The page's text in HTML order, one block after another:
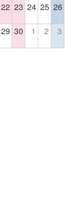
22 23 24 25 26
29 30 1 2 3